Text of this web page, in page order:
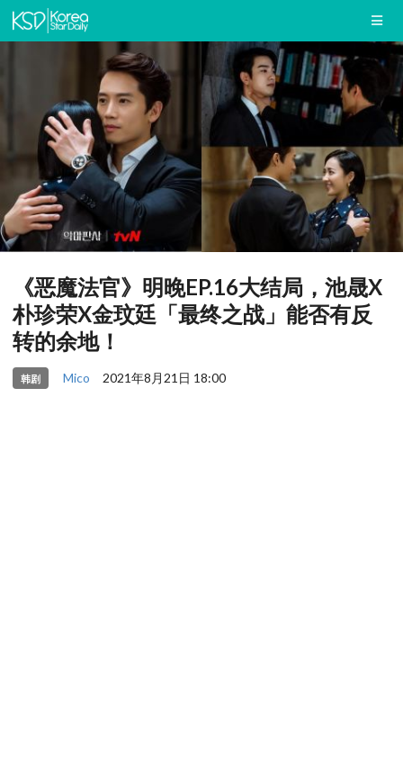
《恶魔法官》明晚EP.16大结局，池晟X
朴珍荣X金玟廷「最终之战」能否有反
转的余地！
韩剧 Mico 2021年8月21日 18:00